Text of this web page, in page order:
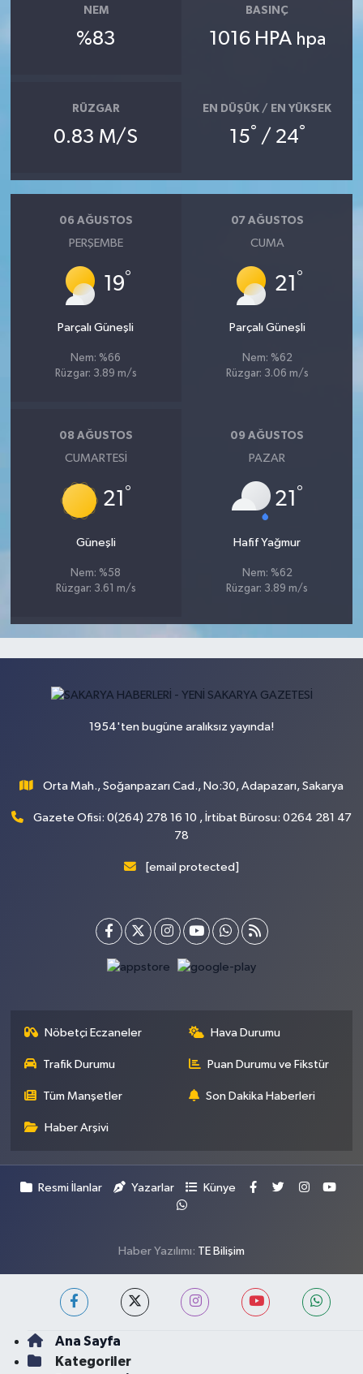
NEM
%83
BASINÇ
1016 HPA hpa
RÜZGAR
0.83 M/S
EN DÜŞÜK / EN YÜKSEK
15° / 24°
06 AĞUSTOS
PERŞEMBE
19°
Parçalı Güneşli
Nem: %66
Rüzgar: 3.89 m/s
07 AĞUSTOS
CUMA
21 °
Parçalı Güneşli
Nem: %62
Rüzgar: 3.06 m/s
08 AĞUSTOS
CUMARTESI
21 °
Güneşli
Nem: %58
Rüzgar: 3.61 m/s
09 AĞUSTOS
PAZAR
21 °
Hafif Yağmur
Nem: %62
Rüzgar: 3.89 m/s
1954'ten bugüne aralıksız yayında!
Orta Mah., Soğanpazarı Cad., No:30, Adapazarı, Sakarya
Gazete Ofisi: 0(264) 278 16 10 , İrtibat Bürosu: 0264 281 47
78
[email protected]
Nöbetçi Eczaneler Hava Durumu
Trafik Durumu Puan Durumu ve Fikstür
Tüm Manşetler Son Dakika Haberleri
Haber Arşivi
Resmi İlanlar Yazarlar Künye
Haber Yazılımı: TE Bilişim
Ana Sayfa
Kategoriler